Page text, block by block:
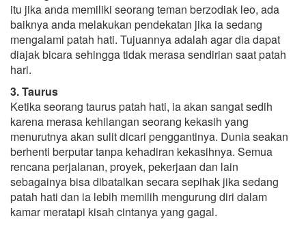
itu jika anda memiliki seorang teman berzodiak leo, ada
baiknya anda melakukan pendekatan jika ia sedang
mengalami patah hati. Tujuannya adalah agar dia dapat
diajak bicara sehingga tidak merasa sendirian saat patah
hari.
3. Taurus
Ketika seorang taurus patah hati, ia akan sangat sedih
karena merasa kehilangan seorang kekasih yang
menurutnya akan sulit dicari penggantinya. Dunia seakan
berhenti berputar tanpa kehadiran kekasihnya. Semua
rencana perjalanan, proyek, pekerjaan dan lain
sebagainya bisa dibatalkan secara sepihak jika sedang
patah hati dan ia lebih memilih mengurung diri dalam
kamar meratapi kisah cintanya yang gagal.